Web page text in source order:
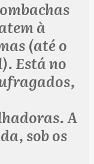
à
(até o
Está no
A
sob os